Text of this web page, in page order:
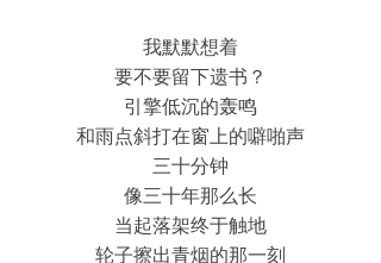
我默默想着
要不要留下遗书？
引擎低沉的轰鸣
和雨点斜打在窗上的噼啪声
三十分钟
像三十年那么长
当起落架终于触地
轮子擦出青烟的那一刻